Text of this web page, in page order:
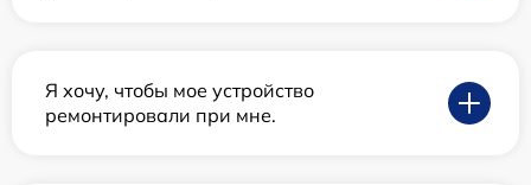
Я хочу, чтобы мое устройство
ремонтировали при мне.